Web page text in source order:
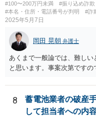
#100〜200万円未満 #振り込め詐欺
#本名・住所・電話番号が判明
#詐
2025年5月7日
岡田 晃朝 弁護士
あくまで一般論では、難し
と思います。事案次第ですの
8
蓄電池業者の破産
して担当者への内